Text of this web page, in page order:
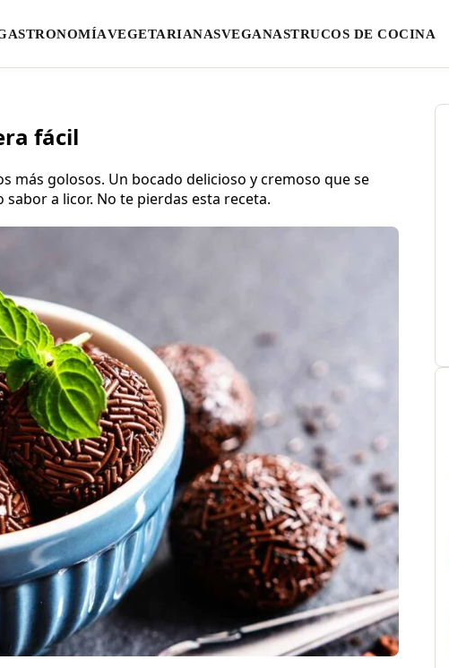
VEGETARIANASVEGANASTRUCOS DE COCINA
fácil
más golosos. Un bocado delicioso y cremoso que se
a licor. No te pierdas esta receta.